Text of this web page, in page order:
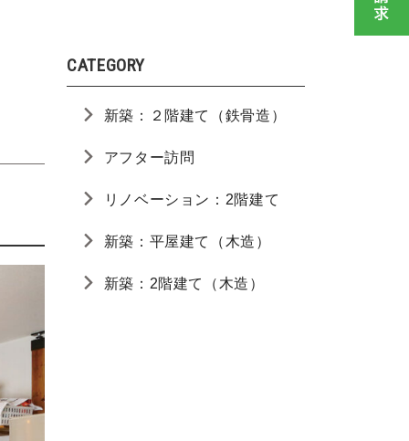
CATEGORY
新築：２階建て（鉄骨造）
アフター訪問
リノベーション：2階建て
新築：平屋建て（木造）
新築：2階建て（木造）